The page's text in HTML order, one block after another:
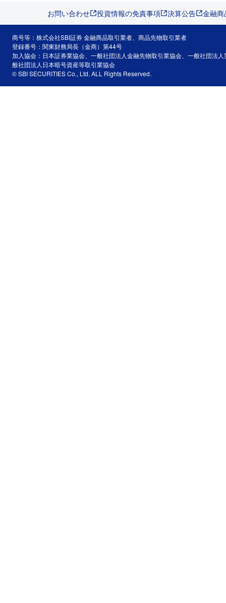
お問い合わせ 投資情報の免責事項 決算公告 金融
商号等：株式会社SBI証券 金融商品取引業者、商品先物取引業者
登録番号：関東財務局長（金商）第44号
加入協会：日本証券業協会、一般社団法人金融先物取引業協会、一般社団法
般社団法人日本暗号資産等取引業協会
© SBI SECURITIES Co., Ltd. ALL Rights Reserved.